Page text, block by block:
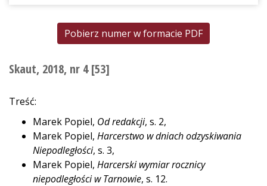
Pobierz numer w formacie PDF
Skaut, 2018, nr 4 [53]
Treść:
Marek Popiel, Od redakcji, s. 2,
Marek Popiel, Harcerstwo w dniach odzyskiwania
Niepodległości, s. 3,
Marek Popiel, Harcerski wymiar rocznicy
niepodległości w Tarnowie, s. 12.